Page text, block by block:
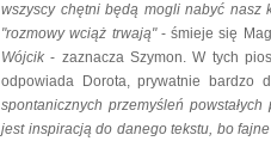
wszyscy chętni będą mogli nabyć nasz
"rozmowy wciąż trwają" - śmieje się
Wójcik - zaznacza Szymon. W tych
odpowiada Dorota, prywatnie bardzo
spontanicznych przemyśleń
jest inspiracją do danego tekstu, bo